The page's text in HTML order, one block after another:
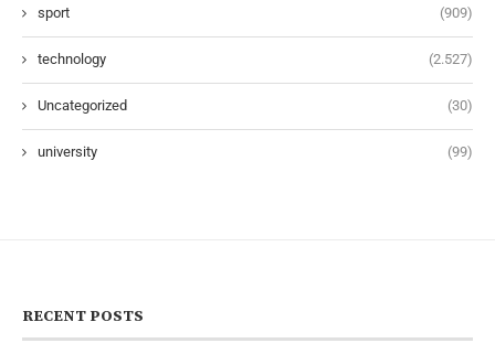
sport (909)
technology (2.527)
Uncategorized (30)
university (99)
RECENT POSTS